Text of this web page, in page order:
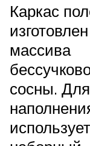
Каркас
массива
сосны. Для